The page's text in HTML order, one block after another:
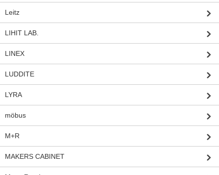
Leitz
LIHIT LAB.
LINEX
LUDDITE
LYRA
möbus
M+R
MAKERS CABINET